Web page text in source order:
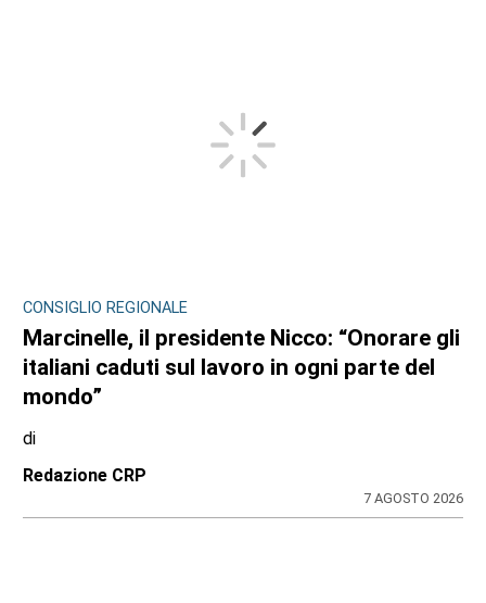
CONSIGLIO REGIONALE
Marcinelle, il presidente Nicco: “Onorare gli
italiani caduti sul lavoro in ogni parte del
mondo”
di
Redazione CRP
7 AGOSTO 2026